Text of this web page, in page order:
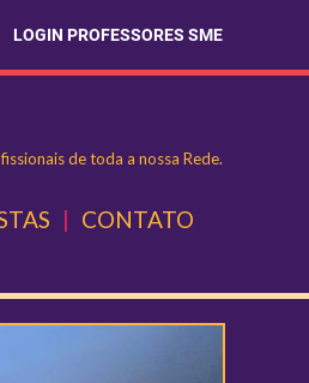
LOGIN PROFESSORES SME
de toda a nossa Rede.
| CONTATO